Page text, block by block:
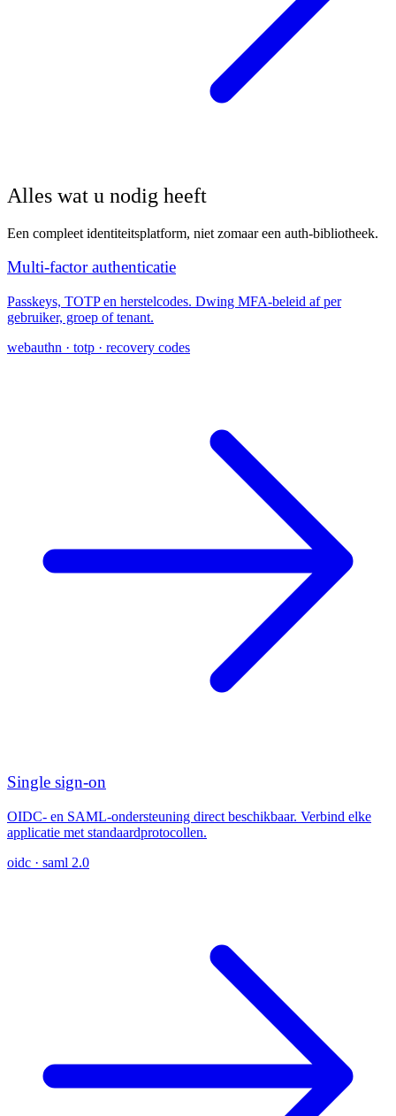
Alles wat u nodig heeft
Een compleet identiteitsplatform, niet zomaar een auth-bibliotheek.
Multi-factor authenticatie
Passkeys, TOTP en herstelcodes. Dwing MFA-beleid af per
gebruiker, groep of tenant.
webauthn · totp · recovery codes
Single sign-on
OIDC- en SAML-ondersteuning direct beschikbaar. Verbind elke
applicatie met standaardprotocollen.
oidc · saml 2.0